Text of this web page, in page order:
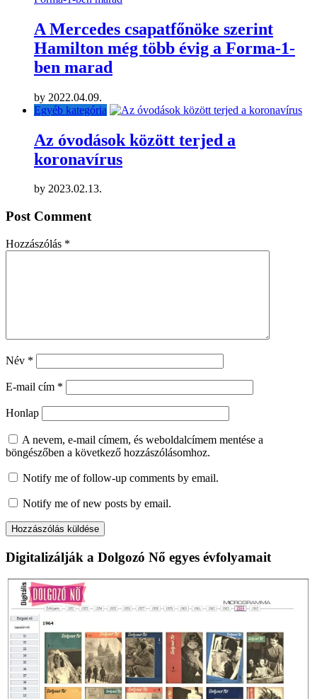
A Mercedes csapatfőnöke szerint
Hamilton még több évig a Forma-1-
ben marad
by 2022.04.09.
Egyéb kategória
Az óvodások között terjed a
koronavírus
by 2023.02.13.
Post Comment
Hozzászólás *
Név *
E-mail cím *
Honlap
A nevem, e-mail címem, és weboldalcímem mentése a
böngészőben a következő hozzászólásomhoz.
Notify me of follow-up comments by email.
Notify me of new posts by email.
Digitalizálják a Dolgozó Nő egyes évfolyamait